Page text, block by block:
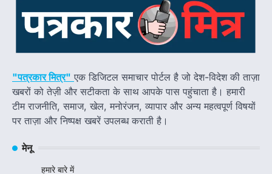
"पत्रकार मित्र" एक डिजिटल समाचार पोर्टल है जो देश-विदेश की ताज़ा
खबरों को तेज़ी और सटीकता के साथ आपके पास पहुंचाता है। हमारी
टीम राजनीति, समाज, खेल, मनोरंजन, व्यापार और अन्य महत्वपूर्ण विषयों
पर ताज़ा और निष्पक्ष खबरें उपलब्ध कराती है।
मेनू
हमारे बारे में